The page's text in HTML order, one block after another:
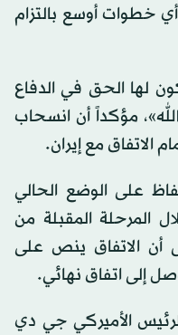
أي خطوات أوسع بالتزام
لها الحق في الدفاع
مؤكداً أن انسحاب
الاتفاق معإيران.
على الوضع الحالي
المرحلة المقبلة من
أن الاتفاق ينص على
إلى اتفاق نهائي.
الأميركي جي دي